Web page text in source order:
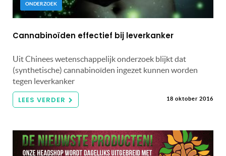
ONDERZOEK
Cannabinoïden effectief bij leverkanker
Uit Chinees wetenschappelijk onderzoek blijkt dat
(synthetische) cannabinoïden ingezet kunnen worden
tegen leverkanker
LEES VERDER 18 oktober 2016